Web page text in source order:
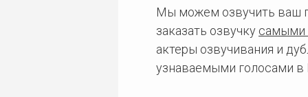
Мы можем озвучить ваш
заказать озвучку самыми
актеры озвучивания и
узнаваемыми голосами в